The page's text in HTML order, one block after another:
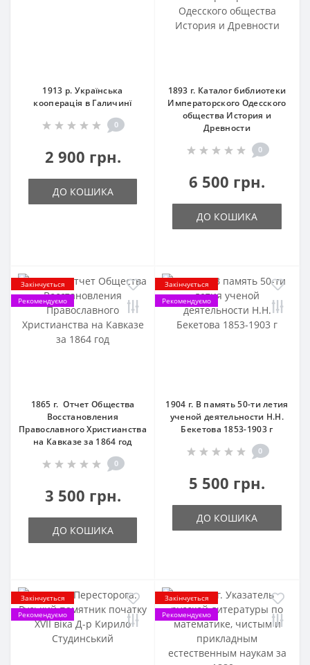
1913 р. Українська
кооперація в Галичинї
0
2 900 грн.
ДО КОШИКА
1893 г. Каталог библиотеки
Императорского Одесского
общества История и
Древности
0
6 500 грн.
ДО КОШИКА
Закінчується
Рекомендуємо
1865 г. Отчет Общества
Восстановления
Православного Христианства
на Кавказе за 1864 год
0
3 500 грн.
ДО КОШИКА
Закінчується
Рекомендуємо
1904 г. В память 50-ти летия
ученой деятельности Н.Н.
Бекетова 1853-1903 г
0
5 500 грн.
ДО КОШИКА
Закінчується
Рекомендуємо
Закінчується
Рекомендуємо